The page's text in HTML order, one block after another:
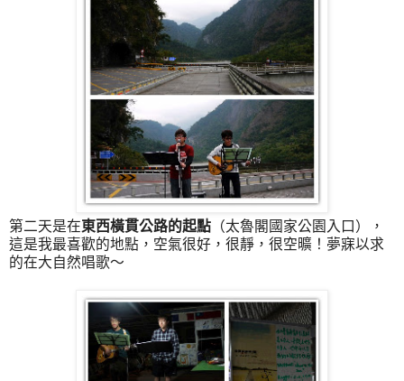
第二天是在東西橫貫公路的起點 （太魯閣國家公園入口），
這是我最喜歡的地點，空氣很好，很靜，很空曠！夢寐以求
的在大自然唱歌～